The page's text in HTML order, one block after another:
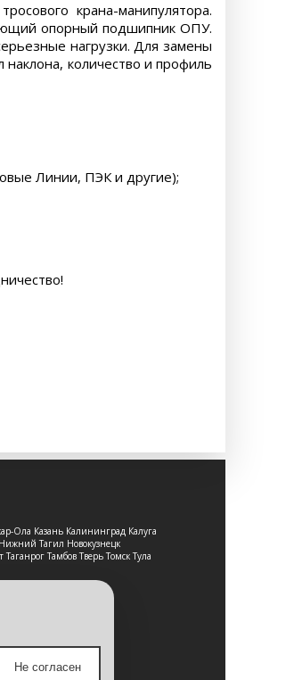
крана-манипулятора.
опорный подшипник ОПУ.
нагрузки. Для замены
количество и профиль
Линии, ПЭК и другие);
Ола Казань Калининград Калуга
Тагил Новокузнецк
Тамбов Тверь Томск Тула
офертой,
Не согласен